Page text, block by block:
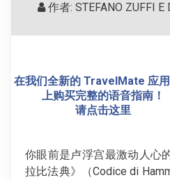
作者: STEFANO ZUFFI E
在我们全新的 TravelMate 应
上购买完整的语音指南！
请点击这里
你眼前是卢浮宫最激动人心
拉比法典》（Codice di